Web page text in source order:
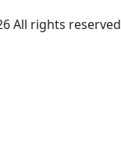
All rights reserved